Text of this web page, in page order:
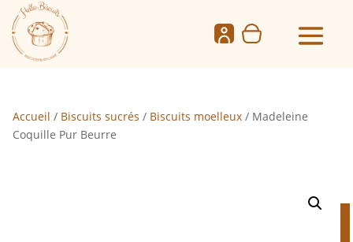
Accueil / Biscuits sucrés / Biscuits moelleux/ Madeleine
Coquille Pur Beurre